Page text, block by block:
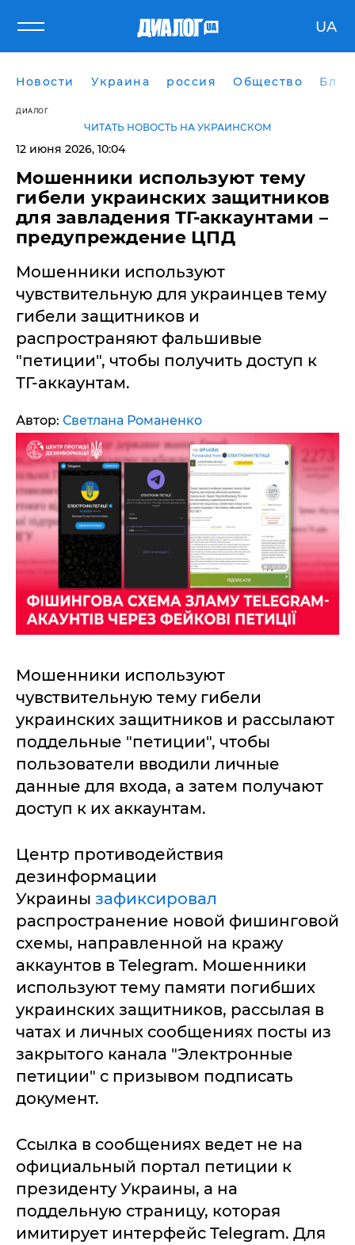
UA
Новости Украина россия Общество
ДИАЛОГ
ЧИТАТЬ НОВОСТЬ НА УКРАИНСКОМ
12 июня 2026, 10:04
Мошенники используют тему
гибели украинских защитников
для завладения ТГ-аккаунтами –
предупреждение ЦПД
Мошенники используют
чувствительную для украинцев тему
гибели защитников и
распространяют фальшивые
"петиции", чтобы получить доступ к
ТГ-аккаунтам.
Автор: Светлана Романенко
Мошенники используют
чувствительную тему гибели
украинских защитников и рассылают
поддельные "петиции", чтобы
пользователи вводили личные
данные для входа, а затем получают
доступ к их аккаунтам.
Центр противодействия
дезинформации
Украины зафиксировал
распространение новой фишинговой
схемы, направленной на кражу
аккаунтов в Telegram. Мошенники
используют тему памяти погибших
украинских защитников, рассылая в
чатах и личных сообщениях посты из
закрытого канала "Электронные
петиции" с призывом подписать
документ.
Ссылка в сообщениях ведет не на
официальный портал петиции к
президенту Украины, а на
поддельную страницу, которая
имитирует интерфейс Telegram. Для